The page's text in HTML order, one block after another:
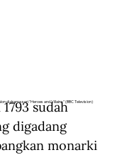
di drama seri "Heroes and Villains" (BBC Television)
sudah
digadang
monarki